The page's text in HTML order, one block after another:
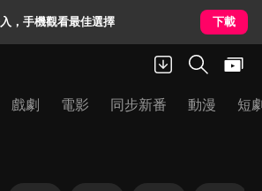
，手機觀看最佳選擇 下載
戲劇 電影 同步新番 動漫 短